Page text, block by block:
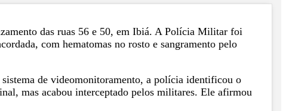
das ruas 56 e 50, em Ibiá. A Polícia Militar foi
com hematomas no rosto e sangramento pelo
de videomonitoramento, a polícia identificou o
mas acabou interceptado pelos militares. Ele afirmou